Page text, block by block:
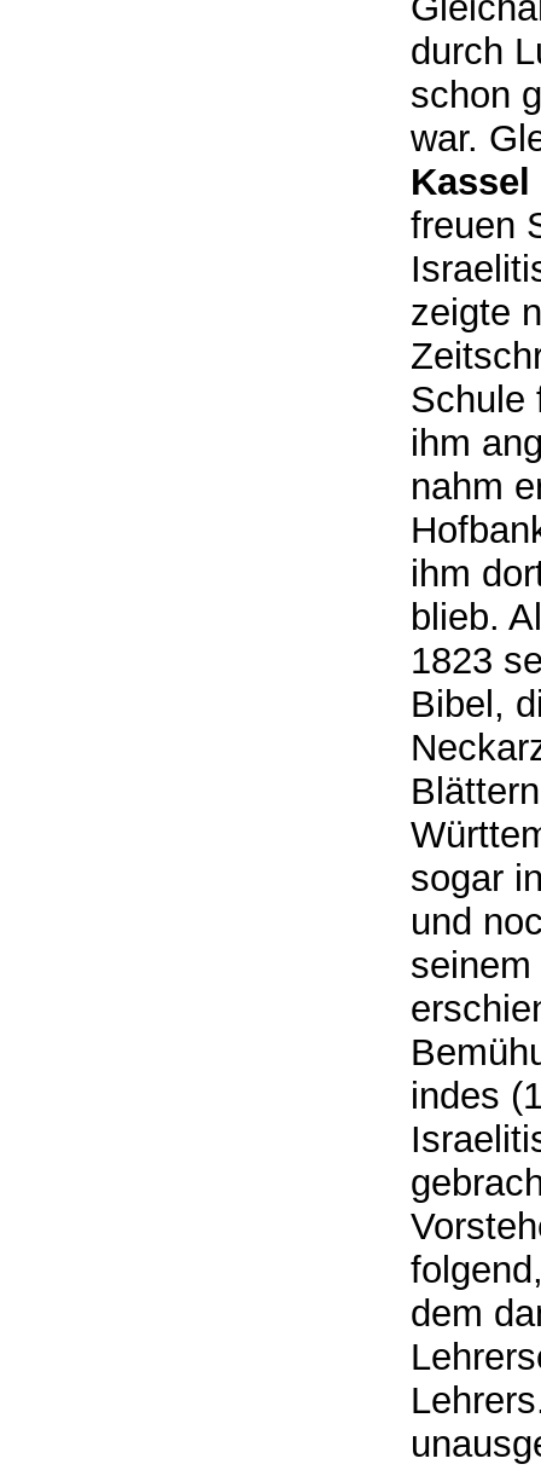
durch
schon
war.
Kassel
freuen
zeigte
Schule
ihm
nahm
ihm
blieb.
1823
Bibel,
sogar
und
seinem
indes
dem